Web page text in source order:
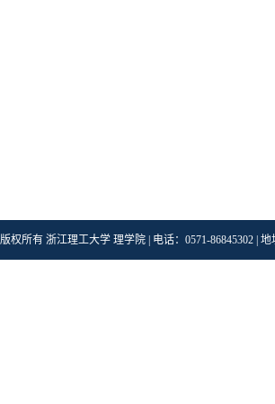
版权所有 浙江理工大学 理学院 | 电话：0571-86845302 |